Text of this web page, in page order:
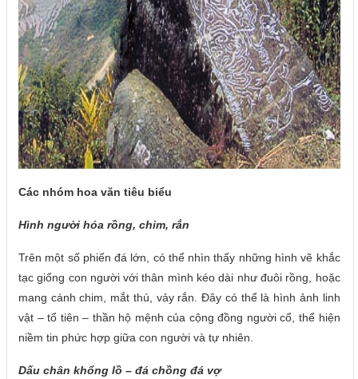
Các nhóm hoa văn tiêu biểu
Hình người hóa rồng, chim, rắn
Trên một số phiến đá lớn, có thể nhìn thấy những hình vẽ khắc
tạc giống con người với thân mình kéo dài như đuôi rồng, hoặc
mang cánh chim, mắt thú, vảy rắn. Đây có thể là hình ảnh linh
vật – tổ tiên – thần hộ mệnh của cộng đồng người cổ, thể hiện
niềm tin phức hợp giữa con người và tự nhiên.
Dấu chân khổng lồ – đá chồng đá vợ